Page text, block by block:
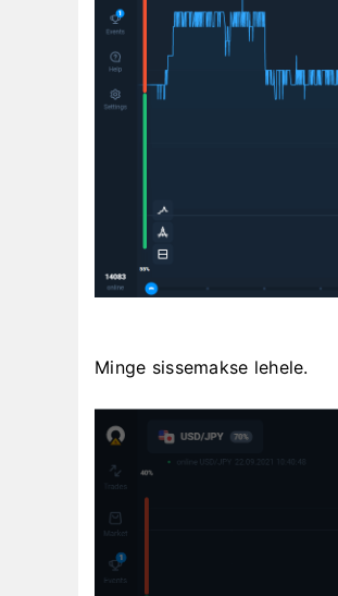
Minge sissemakse lehele.